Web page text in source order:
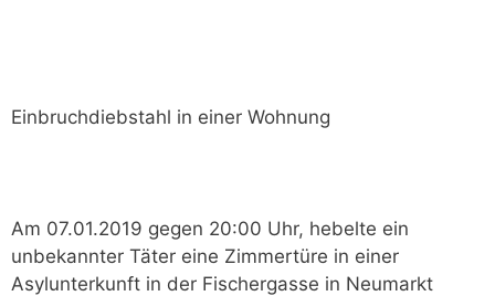
Einbruchdiebstahl in einer Wohnung
Am 07.01.2019 gegen 20:00 Uhr, hebelte ein
unbekannter Täter eine Zimmertüre in einer
Asylunterkunft in der Fischergasse in Neumarkt